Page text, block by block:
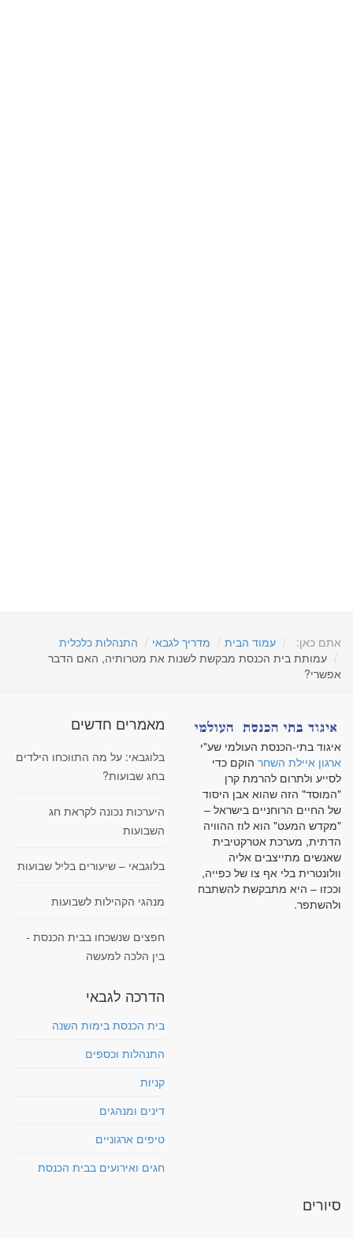
אתם כאן: עמוד הבית מדריך לגבאי
התנהלות כלכלית
עמותת בית הכנסת מבקשת לשנות את מטרותיה, האם הדבר
אפשרי?
איגוד בתי-הכנסת העולמי שע"י
ארגון איילת השחר הוקם כדי
לסייע ולתרום להרמת קרן
"המוסד" הזה שהוא אבן היסוד
של החיים הרוחניים בישראל –
"מקדש המעט" הוא לוז ההוויה
הדתית, מערכת אטרקטיבית
שאנשים מתייצבים אליה
וולונטרית בלי אף צו של כפייה,
וככזו – היא מתבקשת להשתבח
ולהשתפר.
מאמרים חדשים
בלוגבאי: על מה התווכחו הילדים
בחג שבועות?
היערכות נכונה לקראת חג
השבועות
בלוגבאי – שיעורים בליל שבועות
מנהגי הקהילות לשבועות
חפצים שנשכחו בבית הכנסת -
בין הלכה למעשה
הדרכה לגבאי
בית הכנסת בימות השנה
התנהלות וכספים
קניות
דינים ומנהגים
טיפים ארגוניים
חגים ואירועים בבית הכנסת
סיורים